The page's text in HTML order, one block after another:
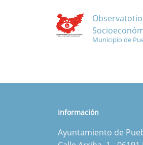
Observatotio
Municipio de
Información
Ayuntamiento de